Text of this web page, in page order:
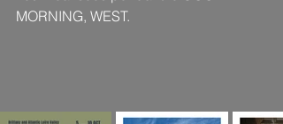
MORNING, WEST.